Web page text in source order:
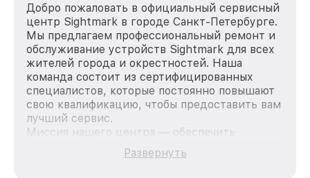
Добро пожаловать в официальный сервисный
центр Sightmark в городе Санкт-Петербурге.
Мы предлагаем профессиональный ремонт и
обслуживание устройств Sightmark для всех
жителей города и окрестностей. Наша
команда состоит из сертифицированных
специалистов, которые постоянно повышают
свою квалификацию, чтобы предоставить вам
лучший сервис.
Миссия нашего центра — обеспечить
качественный и доступный ремонт для
каждого пользователя продукции Sightmark,
Развернуть